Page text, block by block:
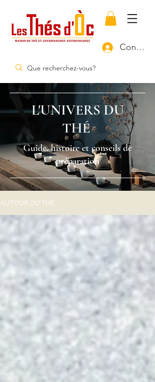
L'UNIVERS DU
THÉ
Guide, histoire et conseils de
préparation
AUTOUR DU THÉ